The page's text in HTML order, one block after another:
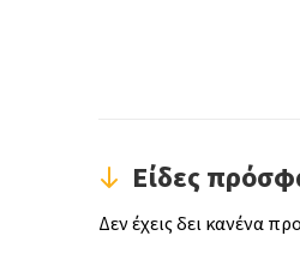
Είδες
Δεν έχεις δει κανένα